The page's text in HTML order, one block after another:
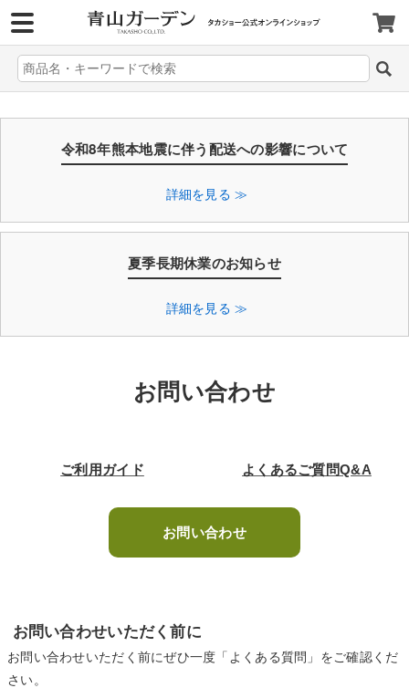
令和8年熊本地震に伴う配送への影響について
詳細を見る ≫
夏季長期休業のお知らせ
詳細を見る ≫
お問い合わせ
ご利用ガイド よくあるご質問Q&A
お問い合わせ
お問い合わせいただく前に
お問い合わせいただく前にぜひ一度「よくある質問」をご確認くだ
さい。